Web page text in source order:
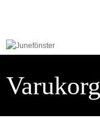
Varukorg